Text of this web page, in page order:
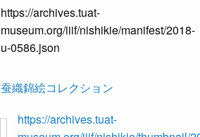
https://archives.tuat-
museum.org/iiif/nishikie/manifest/2018-
u-0586.json
蚕織錦絵コレクション
https://archives.tuat-